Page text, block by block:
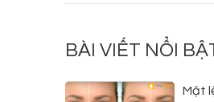
BÀI VIẾT NỔI
Mặt